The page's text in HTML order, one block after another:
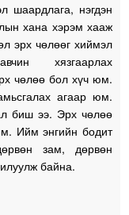
шаардлага, нэгдэн
хана хэрэм хааж
эрх чөлөөг хиймэл
хязгаарлах
чөлөө бол хүч юм.
агаар юм.
биш ээ. Эрх чөлөө
Ийм энгийн бодит
зам, дөрвөн
байна.